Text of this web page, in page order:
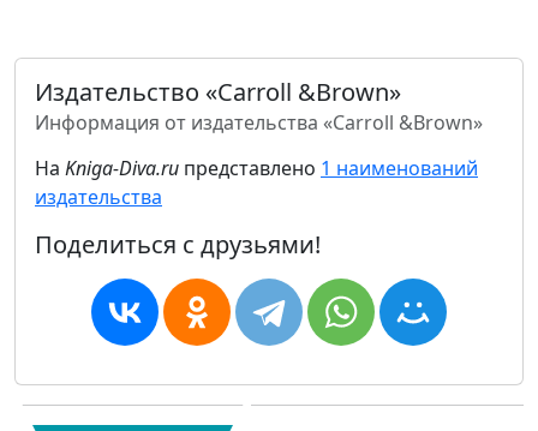
Издательство «Carroll &Brown»
Информация от издательства «Carroll &Brown»
На Kniga-Diva.ru представлено 1 наименований
издательства
Поделиться с друзьями!